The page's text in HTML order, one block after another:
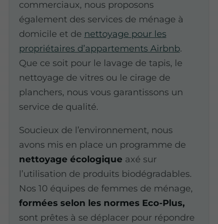
commerciaux, nous proposons
également des services de ménage à
domicile et de nettoyage pour les
propriétaires d’appartements Airbnb.
Que ce soit pour le lavage de tapis, le
nettoyage de vitres ou le cirage de
planchers, nous vous garantissons un
service de qualité.
Soucieux de l’environnement, nous
avons mis en place un programme de
nettoyage écologique axé sur
l’utilisation de produits biodégradables.
Nos 10 équipes de femmes de ménage,
formées selon les normes Eco-Plus,
sont prêtes à se déplacer pour répondre